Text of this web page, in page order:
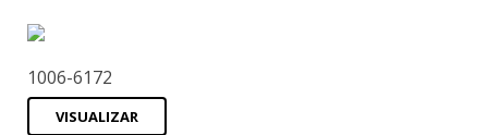
1006-6172
VISUALIZAR